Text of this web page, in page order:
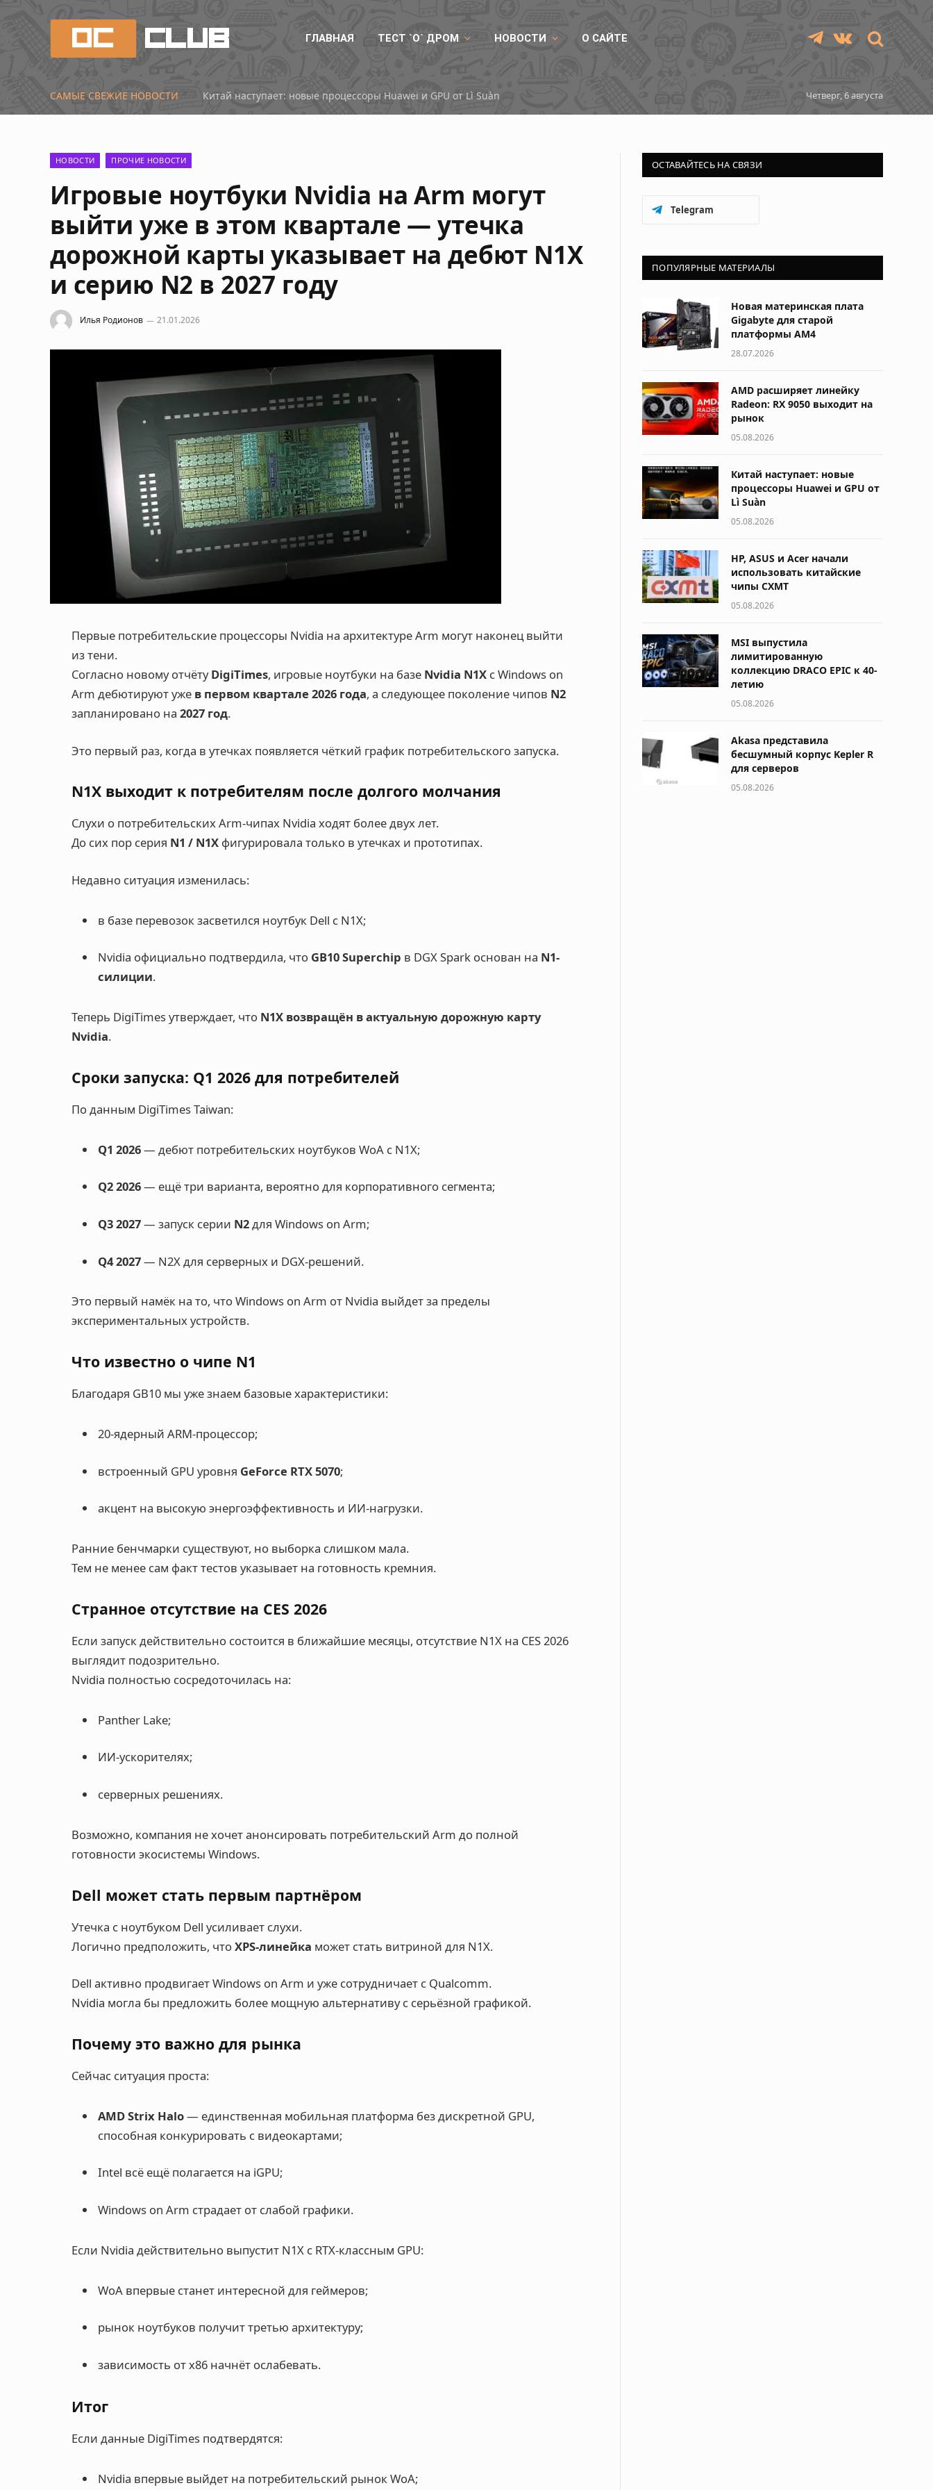
ГЛАВНАЯ ТЕСТ `О` ДРОМ НОВОСТИ О САЙТЕ TelegramVKontakte
САМЫЕ СВЕЖИЕ НОВОСТИ Китай наступает: новые процессоры Huawei и GPU от Lì Suàn Четверг, 6 августа
НОВОСТИ ПРОЧИЕ НОВОСТИ
Игровые ноутбуки Nvidia на Arm могут
выйти уже в этом квартале — утечка
дорожной карты указывает на дебют N1X
и серию N2 в 2027 году
Илья Родионов 21.01.2026
Первые потребительские процессоры Nvidia на архитектуре Arm могут наконец выйти
из тени.
Согласно новому отчётуDigiTimes, игровые ноутбуки на базе Nvidia N1X с Windows on
Arm дебютируют уже в первом квартале 2026 года, а следующее поколение чипов N2
запланировано на 2027 год.
Это первый раз, когда в утечках появляется чёткий график потребительского запуска.
N1X выходит к потребителям после долгого молчания
Слухи о потребительских Arm-чипах Nvidia ходят более двух лет.
До сих пор серия N1 / N1X фигурировала только в утечках и прототипах.
Недавно ситуация изменилась:
в базе перевозок засветился ноутбук Dell с N1X;
Nvidia официально подтвердила, что GB10 Superchip в DGX Spark основан на N1-
силиции.
Теперь DigiTimes утверждает, что N1X возвращён в актуальную дорожную карту
Nvidia.
Сроки запуска: Q1 2026 для потребителей
По данным DigiTimes Taiwan:
Q1 2026— дебют потребительских ноутбуков WoA с N1X;
Q2 2026— ещё три варианта, вероятно для корпоративного сегмента;
Q3 2027— запуск серии N2для Windows on Arm;
Q4 2027— N2X для серверных и DGX-решений.
Это первый намёк на то, что Windows on Arm от Nvidia выйдет за пределы
экспериментальных устройств.
Что известно о чипе N1
Благодаря GB10 мы уже знаем базовые характеристики:
20-ядерный ARM-процессор;
встроенный GPU уровня GeForce RTX 5070;
акцент на высокую энергоэффективность и ИИ-нагрузки.
Ранние бенчмарки существуют, но выборка слишком мала.
Тем не менее сам факт тестов указывает на готовность кремния.
Странное отсутствие на CES 2026
Если запуск действительно состоится в ближайшие месяцы, отсутствие N1X на CES 2026
выглядит подозрительно.
Nvidia полностью сосредоточилась на:
Panther Lake;
ИИ-ускорителях;
серверных решениях.
Возможно, компания не хочет анонсировать потребительский Arm до полной
готовности экосистемы Windows.
Dell может стать первым партнёром
Утечка с ноутбуком Dell усиливает слухи.
Логично предположить, чтоXPS-линейка может стать витриной для N1X.
Dell активно продвигает Windows on Arm и уже сотрудничает с Qualcomm.
Nvidia могла бы предложить более мощную альтернативу с серьёзной графикой.
Почему это важно для рынка
Сейчас ситуация проста:
AMD Strix Halo— единственная мобильная платформа без дискретной GPU,
способная конкурировать с видеокартами;
Intel всё ещё полагается на iGPU;
Windows on Arm страдает от слабой графики.
Если Nvidia действительно выпустит N1X с RTX-классным GPU:
WoA впервые станет интересной для геймеров;
рынок ноутбуков получит третью архитектуру;
зависимость от x86 начнёт ослабевать.
Итог
Если данные DigiTimes подтвердятся:
Nvidia впервые выйдет на потребительский рынок WoA;
ОСТАВАЙТЕСЬ НА СВЯЗИ
Telegram
ПОПУЛЯРНЫЕ МАТЕРИАЛЫ
Новая материнская плата
Gigabyte для старой
платформы AM4
28.07.2026
AMD расширяет линейку
Radeon: RX 9050 выходит на
рынок
05.08.2026
Китай наступает: новые
процессоры Huawei и GPU от
Lì Suàn
05.08.2026
HP, ASUS и Acer начали
использовать китайские
чипы CXMT
05.08.2026
MSI выпустила
лимитированную
коллекцию DRACO EPIC к 40-
летию
05.08.2026
Akasa представила
бесшумный корпус Kepler R
для серверов
05.08.2026